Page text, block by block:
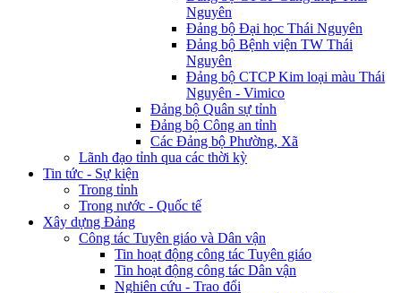
Nguyên
Đảng bộ Đại học Thái Nguyên
Đảng bộ Bệnh viện TW Thái
Nguyên
Đảng bộ CTCP Kim loại màu Thái
Nguyên - Vimico
Đảng bộ Quân sự tỉnh
Đảng bộ Công an tỉnh
Các Đảng bộ Phường, Xã
Lãnh đạo tỉnh qua các thời kỳ
Tin tức - Sự kiện
Trong tỉnh
Trong nước - Quốc tế
Xây dựng Đảng
Công tác Tuyên giáo và Dân vận
Tin hoạt động công tác Tuyên giáo
Tin hoạt động công tác Dân vận
Nghiên cứu - Trao đổi